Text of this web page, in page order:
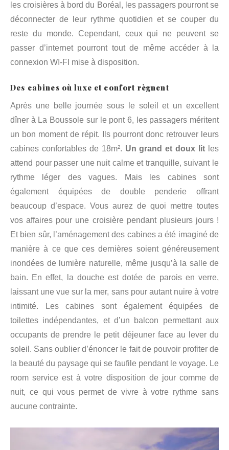
les croisières à bord du Boréal, les passagers pourront se
déconnecter de leur rythme quotidien et se couper du
reste du monde. Cependant, ceux qui ne peuvent se
passer d’internet pourront tout de même accéder à la
connexion WI-FI mise à disposition.
Des cabines où luxe et confort règnent
Après une belle journée sous le soleil et un excellent
dîner à La Boussole sur le pont 6, les passagers méritent
un bon moment de répit. Ils pourront donc retrouver leurs
cabines confortables de 18m². Un grand et doux lit les
attend pour passer une nuit calme et tranquille, suivant le
rythme léger des vagues. Mais les cabines sont
également équipées de double penderie offrant
beaucoup d’espace. Vous aurez de quoi mettre toutes
vos affaires pour une croisière pendant plusieurs jours !
Et bien sûr, l’aménagement des cabines a été imaginé de
manière à ce que ces dernières soient généreusement
inondées de lumière naturelle, même jusqu’à la salle de
bain. En effet, la douche est dotée de parois en verre,
laissant une vue sur la mer, sans pour autant nuire à votre
intimité. Les cabines sont également équipées de
toilettes indépendantes, et d’un balcon permettant aux
occupants de prendre le petit déjeuner face au lever du
soleil. Sans oublier d’énoncer le fait de pouvoir profiter de
la beauté du paysage qui se faufile pendant le voyage. Le
room service est à votre disposition de jour comme de
nuit, ce qui vous permet de vivre à votre rythme sans
aucune contrainte.